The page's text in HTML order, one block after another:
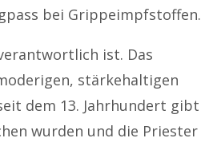
bei Grippeimpfstoffen.
ist. Das
stärkehaltigen
dem 13. Jahrhundert gibt
wurden und die Priester